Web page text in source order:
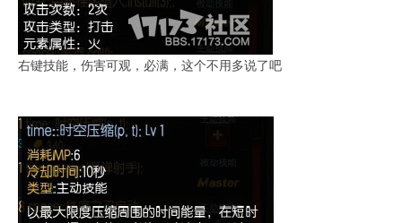
右键技能，伤害可观，必满，这个不用多说了吧